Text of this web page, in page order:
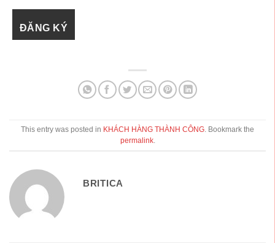
This entry was posted in KHÁCH HÀNG THÀNH CÔNG . Bookmark the
permalink.
BRITICA